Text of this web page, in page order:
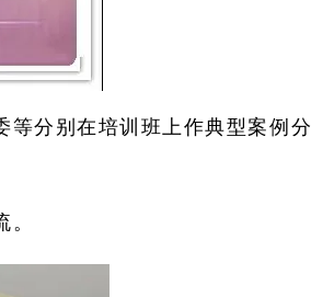
等分别在培训班上作典型案例分